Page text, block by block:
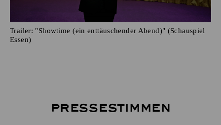
Trailer: "Showtime (ein enttäuschender Abend)" (Schauspiel
Essen)
Pressestimmen